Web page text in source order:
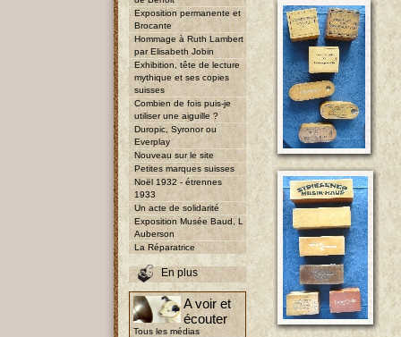
Exposition permanente et
Brocante
Hommage à Ruth Lambert
par Elisabeth Jobin
Exhibition, tête de lecture
mythique et ses copies
suisses
Combien de fois puis-je
utiliser une aiguille ?
Duropic, Syronor ou
Everplay
Nouveau sur le site
Petites marques suisses
Noël 1932 - étrennes
1933
Un acte de solidarité
Exposition Musée Baud, L
Auberson
La Réparatrice
En plus
A voir et
écouter
Tous les médias